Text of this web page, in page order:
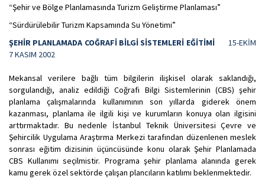
“Şehir ve Bölge Planlamasında Turizm Geliştirme Planlaması”
“Sürdürülebilir Turizm Kapsamında Su Yönetimi”
ŞEHİR PLANLAMADA COĞRAFİ BİLGİ SİSTEMLERİ EĞİTİMİ 15-EKİM
7 KASIM 2002
Mekansal verilere bağlı tüm bilgilerin ilişkisel olarak saklandığı,
sorgulandığı, analiz edildiği Coğrafi Bilgi Sistemlerinin (CBS) şehir
planlama çalışmalarında kullanımının son yıllarda giderek önem
kazanması, planlama ile ilgili kişi ve kurumların konuya olan ilgisini
arttırmaktadır. Bu nedenle İstanbul Teknik Üniversitesi Çevre ve
Şehircilik Uygulama Araştırma Merkezi tarafından düzenlenen meslek
sonrası eğitim dizisinin üçüncüsünde konu olarak Şehir Planlamada
CBS Kullanımı seçilmistir. Programa şehir planlama alanında gerek
kamu gerek özel sektörde çalışan plancıların katılımı beklenmektedir.